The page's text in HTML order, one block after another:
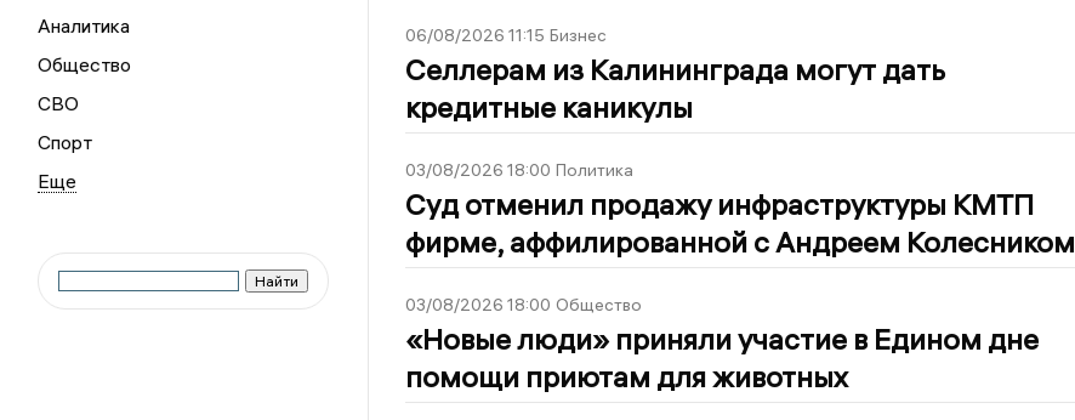
Аналитика
Общество
СВО
Спорт
06/08/2026 11:15 Бизнес
Селлерам из Калининграда могут дать
кредитные каникулы
03/08/2026 18:00 Политика
Суд отменил продажу инфраструктуры КМТП
фирме, аффилированной с Андреем Колесником
03/08/2026 18:00 Общество
«Новые люди» приняли участие в Едином дне
помощи приютам для животных